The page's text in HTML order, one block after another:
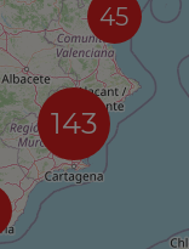
45
143